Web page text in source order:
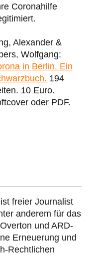
Coronahilfe
Alexander &
Wolfgang:
in Berlin. Ein
194
10 Euro.
oder PDF.
ist freier Journalist
anderem für das
und ARD-
Erneuerung und
Rechtlichen